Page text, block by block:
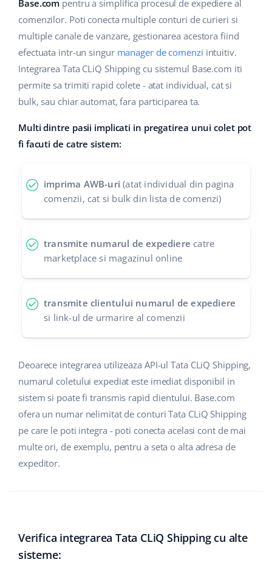
Managementul transporturilor
Automatizarea fluxului de lucru
Base Connect
AI pentru comerțul electronic
Casă și grădină
Produse pentru copii
Electronică
Piese auto
Sănătate și frumusețe
Suport
Blog
Servicii
Implementari de sistem
Auditul conturilor
english (US)
english (GB)
english (IN)
čeština
deutsch
Ελληνικά
español (AR)
español (MX)
Italiano
português (BR)
中文
Base.com pentru a simplifica procesul de expediere al
comenzilor. Poti conecta multiple conturi de curieri si
multiple canale de vanzare, gestionarea acestora fiind
efectuata intr-un singurmanager de comenzi intuitiv.
Integrarea Tata CLiQ Shipping cu sistemul Base.com iti
permite sa trimiti rapid colete - atat individual, cat si
bulk, sau chiar automat, fara participarea ta.
Multi dintre pasii implicati in pregatirea unui colet pot
fi facuti de catre sistem:
imprima AWB-uri (atat individual din pagina
comenzii, cat si bulk din lista de comenzi)
transmite numarul de expediere catre
marketplace si magazinul online
transmite clientului numarul de expediere
si link-ul de urmarire al comenzii
Deoarece integrarea utilizeaza API-ul Tata CLiQ Shipping,
numarul coletului expediat este imediat disponibil in
sistem si poate fi transmis rapid clientului. Base.com
ofera un numar nelimitat de conturi Tata CLiQ Shipping
pe care le poti integra - poti conecta acelasi cont de mai
multe ori, de exemplu, pentru a seta o alta adresa de
expeditor.
Verifica integrarea Tata CLiQ Shipping cu alte
sisteme: